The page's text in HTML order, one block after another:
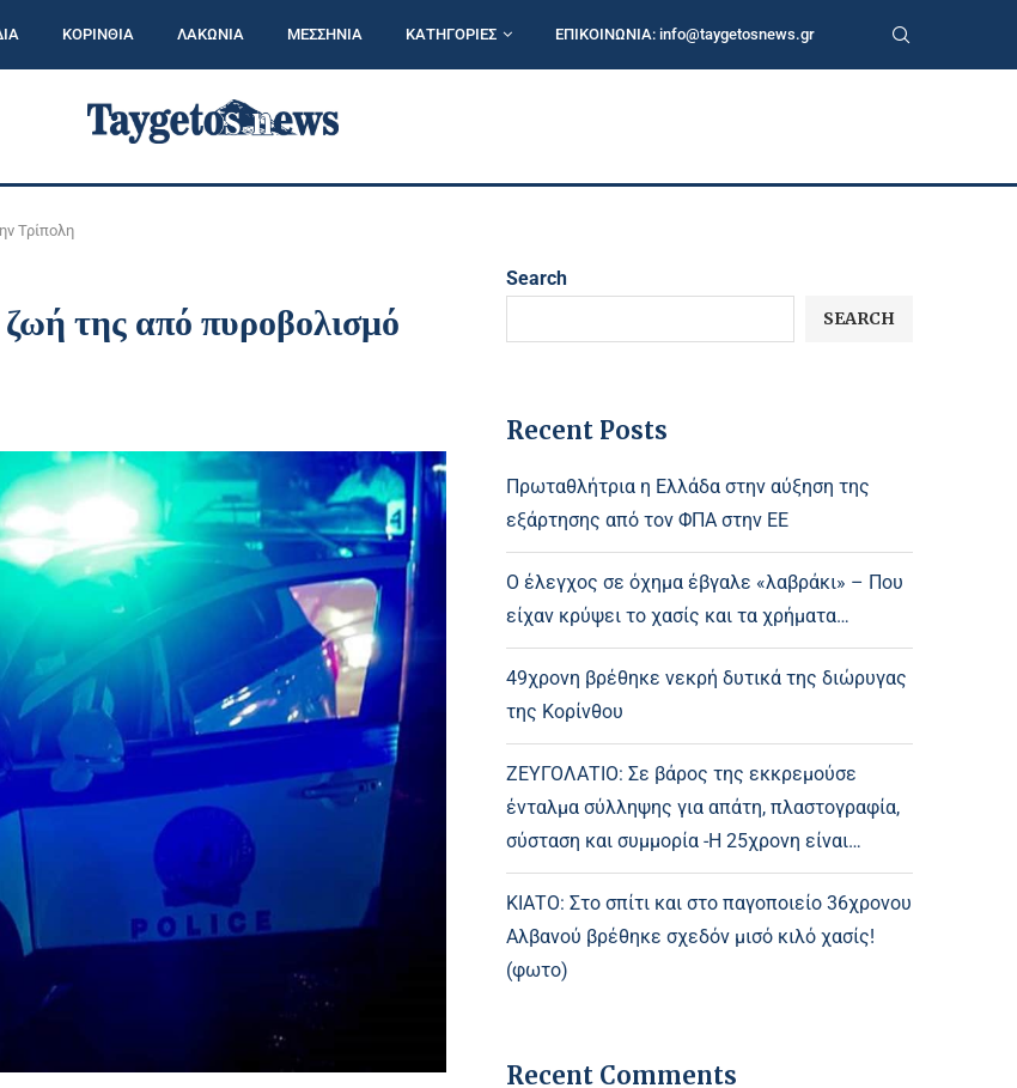
ΚΟΡΙΝΘΙΑ ΛΑΚΩΝΙΑ ΜΕΣΣΗΝΙΑ ΚΑΤΗΓΟΡΙΕΣ ΕΠΙΚΟΙΝΩΝΙΑ: info@taygetosnews.gr
Τρίπολη
της από πυροβολισμό
Search
SEARCH
Recent Posts
Πρωταθλήτρια η Ελλάδα στην αύξηση της
εξάρτησης από τον ΦΠΑ στην ΕΕ
Ο έλεγχος σε όχημα έβγαλε «λαβράκι» – Που
είχαν κρύψει το χασίς και τα χρήματα…
49χρονη βρέθηκε νεκρή δυτικά της διώρυγας
της Κορίνθου
ΖΕΥΓΟΛΑΤΙΟ: Σε βάρος της εκκρεμούσε
ένταλμα σύλληψης για απάτη, πλαστογραφία,
σύσταση και συμμορία -Η 25χρονη είναι…
ΚΙΑΤΟ: Στο σπίτι και στο παγοποιείο 36χρονου
Αλβανού βρέθηκε σχεδόν μισό κιλό χασίς!
(φωτο)
Recent Comments